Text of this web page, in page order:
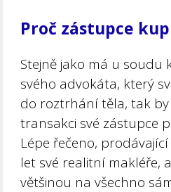
Proč zástupce
Stejně jako má u soudu
svého advokáta, který
do roztrhání těla, tak
transakci své zástupce
Lépe řečeno,
let své realitní makléře,
většinou na všechno